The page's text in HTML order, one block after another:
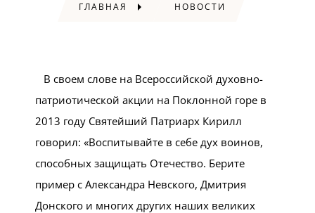
ГЛАВНАЯ НОВОСТИ
В своем слове на Всероссийской духовно-
патриотической акции на Поклонной горе в
2013 году Святейший Патриарх Кирилл
говорил: «Воспитывайте в себе дух воинов,
способных защищать Отечество. Берите
пример с Александра Невского, Дмитрия
Донского и многих других наших великих